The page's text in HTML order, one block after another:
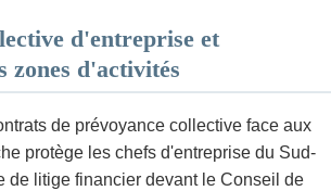
d'entreprise et
zones d'activités
de prévoyance collective face aux
protège les chefs d'entreprise du Sud-
de litige financier devant le Conseil de